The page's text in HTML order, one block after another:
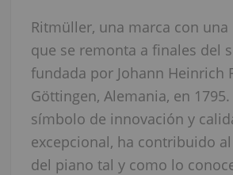
Ritmüller, una marca con
que se remonta a finales del
fundada por Johann Heinrich
Göttingen, Alemania, en
símbolo de innovación y
excepcional, ha contribuido
del piano tal y como lo